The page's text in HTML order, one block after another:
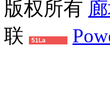
版权所有
联
51La